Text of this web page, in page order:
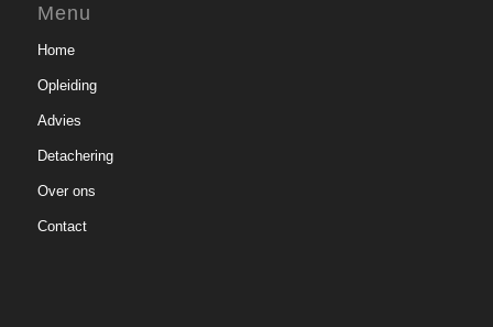
Menu
Home
Opleiding
Advies
Detachering
Over ons
Contact